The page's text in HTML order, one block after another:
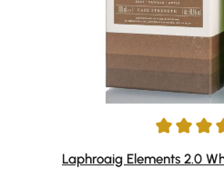
Durchschnittliche Bewertung
Laphroaig Elements 2.0